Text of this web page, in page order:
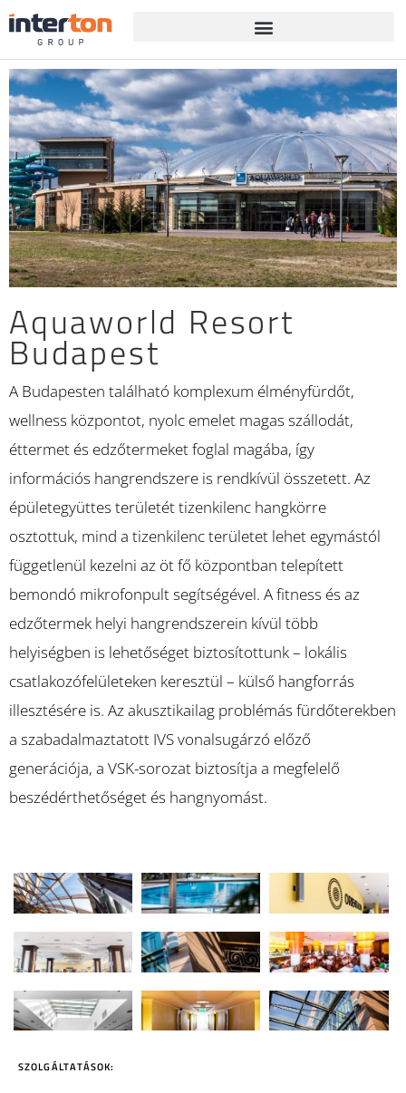
Aquaworld Resort
Budapest
A Budapesten található komplexum élményfürdőt,
wellness központot, nyolc emelet magas szállodát,
éttermet és edzőtermeket foglal magába, így
információs hangrendszere is rendkívül összetett. Az
épületegyüttes területét tizenkilenc hangkörre
osztottuk, mind a tizenkilenc területet lehet egymástól
függetlenül kezelni az öt fő központban telepített
bemondó mikrofonpult segítségével. A fitness és az
edzőtermek helyi hangrendszerein kívül több
helyiségben is lehetőséget biztosítottunk – lokális
csatlakozófelületeken keresztül – külső hangforrás
illesztésére is. Az akusztikailag problémás fürdőterekben
a szabadalmaztatott IVS vonalsugárzó előző
generációja, a VSK-sorozat biztosítja a megfelelő
beszédérthetőséget és hangnyomást.
SZOLGÁLTATÁSOK: